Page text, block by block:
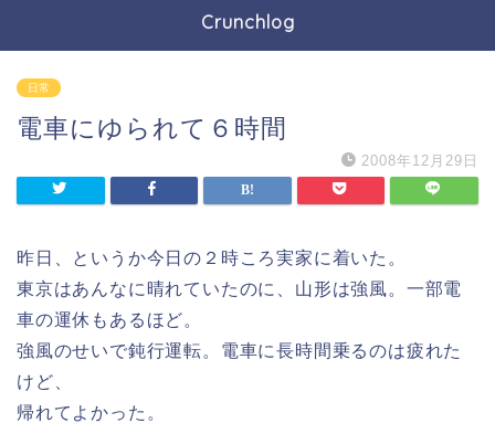
Crunchlog
日常
電車にゆられて６時間
2008年12月29日
昨日、というか今日の２時ころ実家に着いた。
東京はあんなに晴れていたのに、山形は強風。一部電
車の運休もあるほど。
強風のせいで鈍行運転。電車に長時間乗るのは疲れた
けど、
帰れてよかった。